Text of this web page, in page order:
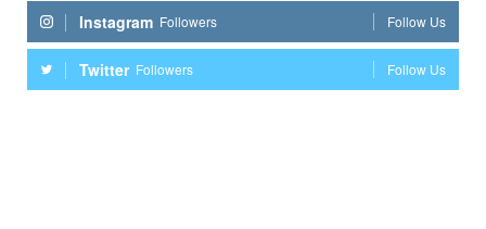
Instagram Followers Follow Us
Twitter Followers Follow Us